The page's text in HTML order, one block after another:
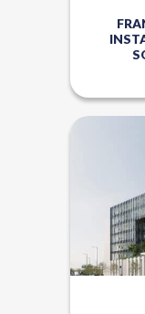
Énergies
Lauréat